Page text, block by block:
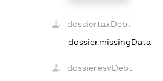
dossier.taxDebt
dossier.missingData
dossier.esvDebt